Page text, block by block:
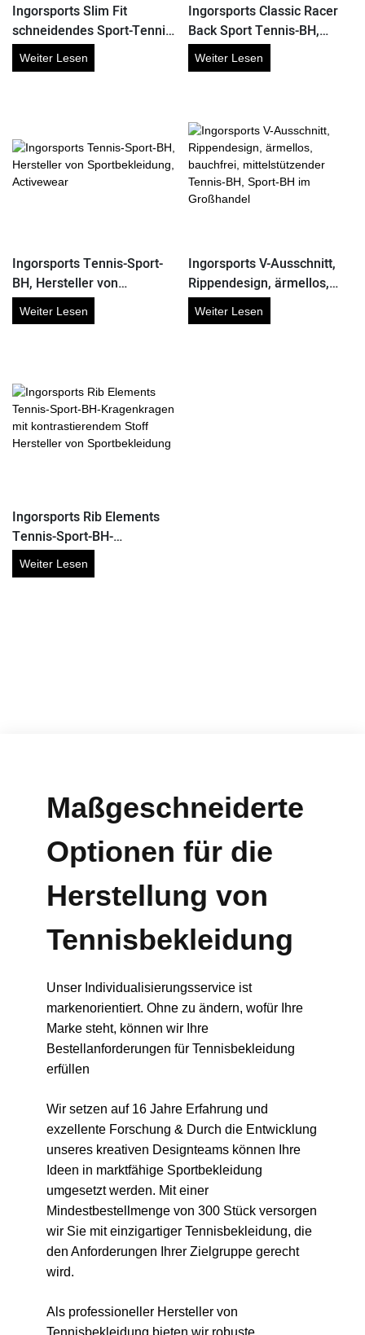
Ingorsports Slim Fit
schneidendes Sport-Tennis-
Crop-T-Shirt,
atmungsaktives Mesh-
Weiter Lesen
Ingorsports Classic Racer
Back Sport Tennis-BH,
Trainingskleidung,
Activewear-Hersteller
Weiter Lesen
Ingorsports Tennis-Sport-
BH, Hersteller von
Sportbekleidung,
Activewear
Weiter Lesen
Ingorsports V-Ausschnitt,
Rippendesign, ärmellos,
bauchfrei, mittelstützender
Tennis-BH, Sport-BH im
Weiter Lesen
Ingorsports Rib Elements
Tennis-Sport-BH-
Kragenkragen mit
kontrastierendem Stoff
Weiter Lesen
Maßgeschneiderte
Optionen für die
Herstellung von
Tennisbekleidung
Unser Individualisierungsservice ist
markenorientiert. Ohne zu ändern, wofür Ihre
Marke steht, können wir Ihre
Bestellanforderungen für Tennisbekleidung
erfüllen
Wir setzen auf 16 Jahre Erfahrung und
exzellente Forschung & Durch die Entwicklung
unseres kreativen Designteams können Ihre
Ideen in marktfähige Sportbekleidung
umgesetzt werden. Mit einer
Mindestbestellmenge von 300 Stück versorgen
wir Sie mit einzigartiger Tennisbekleidung, die
den Anforderungen Ihrer Zielgruppe gerecht
wird.
Als professioneller Hersteller von
Tennisbekleidung bieten wir robuste